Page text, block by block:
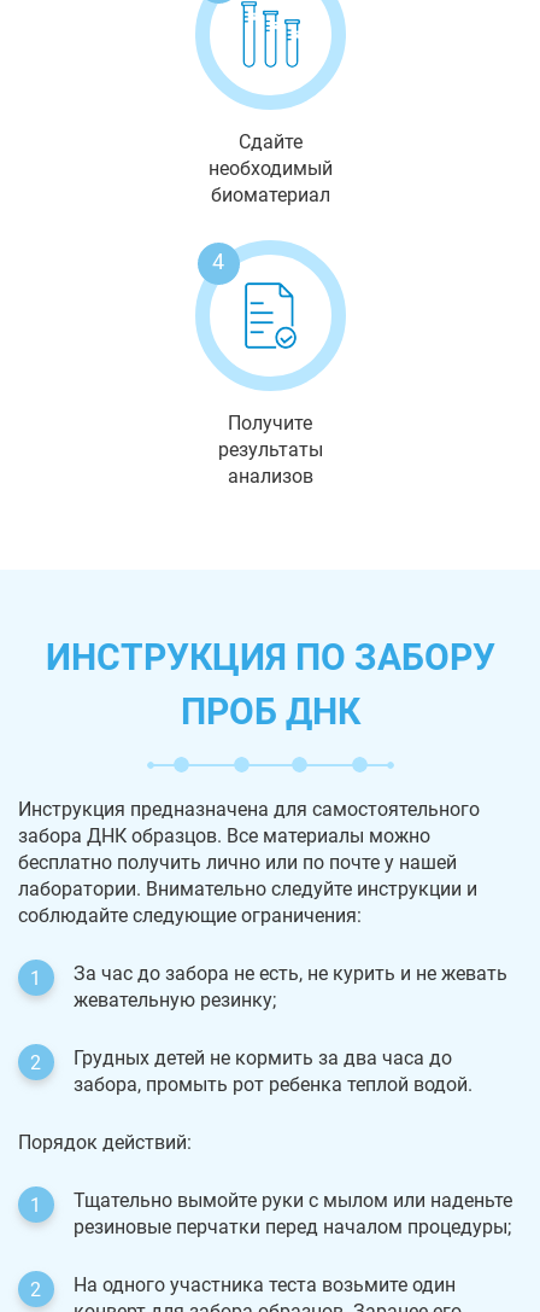
Сдайте
необходимый
биоматериал
4
Получите
результаты
анализов
ИНСТРУКЦИЯ ПО ЗАБОРУ
ПРОБ ДНК
Инструкция предназначена для самостоятельного
забора ДНК образцов. Все материалы можно
бесплатно получить лично или по почте у нашей
лаборатории. Внимательно следуйте инструкции и
соблюдайте следующие ограничения:
За час до забора не есть, не курить и не жевать
жевательную резинку;
Грудных детей не кормить за два часа до
забора, промыть рот ребенка теплой водой.
Порядок действий:
Тщательно вымойте руки с мылом или наденьте
резиновые перчатки перед началом процедуры;
На одного участника теста возьмите один